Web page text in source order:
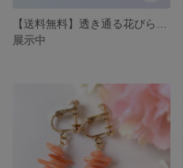
展示中